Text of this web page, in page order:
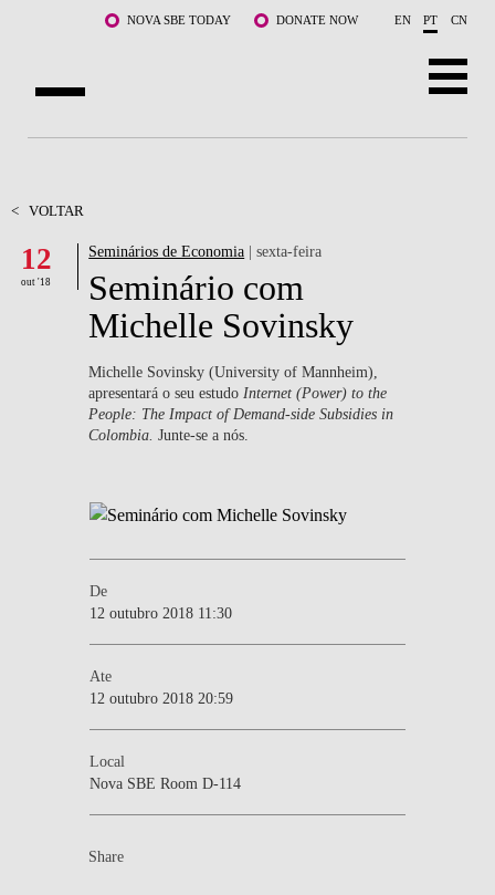
Saltar para o conteúdo principalNOVA SBE TODAY DONATE NOW EN PT CN
DOCENTES E INVESTIGAÇÃO
COMUNIDADE
WHAT'S HAPPENING
< VOLTAR
12
out '18
Seminários de Economia | sexta-feira
Seminário com
Michelle Sovinsky
Michelle Sovinsky (University of Mannheim),
apresentará o seu estudo Internet (Power) to the
People: The Impact of Demand-side Subsidies in
Colombia.Junte-se a nós.
De
12 outubro 2018 11:30
Ate
12 outubro 2018 20:59
Local
Nova SBE Room D-114
Share